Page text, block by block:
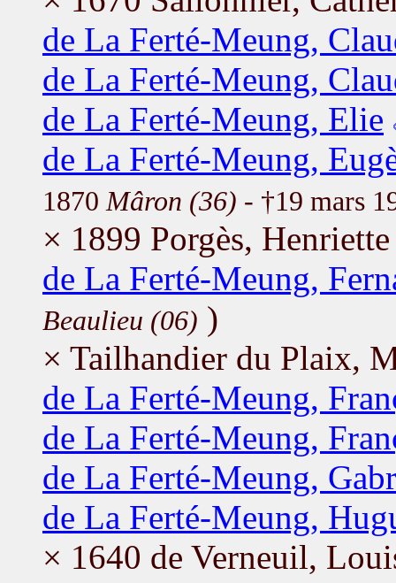
de La Ferté-Meung,
de La Ferté-Meung,
de La Ferté-Meung, Elie
de La Ferté-Meung,
1870 Mâron (36) - †19 mars
× 1899 Porgès,
de La Ferté-Meung,
Beaulieu (06) )
× Tailhandier du Plaix,
de La Ferté-Meung,
de La Ferté-Meung,
de La Ferté-Meung,
de La Ferté-Meung,
× 1640 de Verneuil,